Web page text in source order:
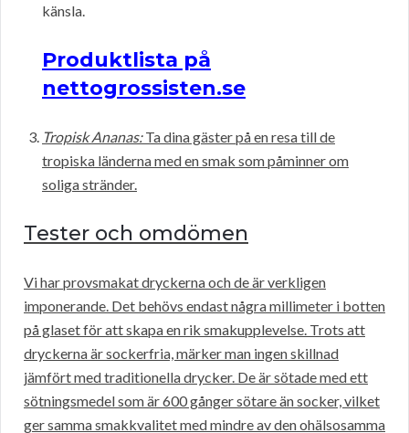
känsla.
Produktlista på
nettogrossisten.se
Tropisk Ananas:Ta dina gäster på en resa till de
tropiska länderna med en smak som påminner om
soliga stränder.
Tester och omdömen
Vi har provsmakat dryckerna och de är verkligen
imponerande. Det behövs endast några millimeter i botten
på glaset för att skapa en rik smakupplevelse. Trots att
dryckerna är sockerfria, märker man ingen skillnad
jämfört med traditionella drycker. De är sötade med ett
sötningsmedel som är 600 gånger sötare än socker, vilket
ger samma smakkvalitet med mindre av den ohälsosamma